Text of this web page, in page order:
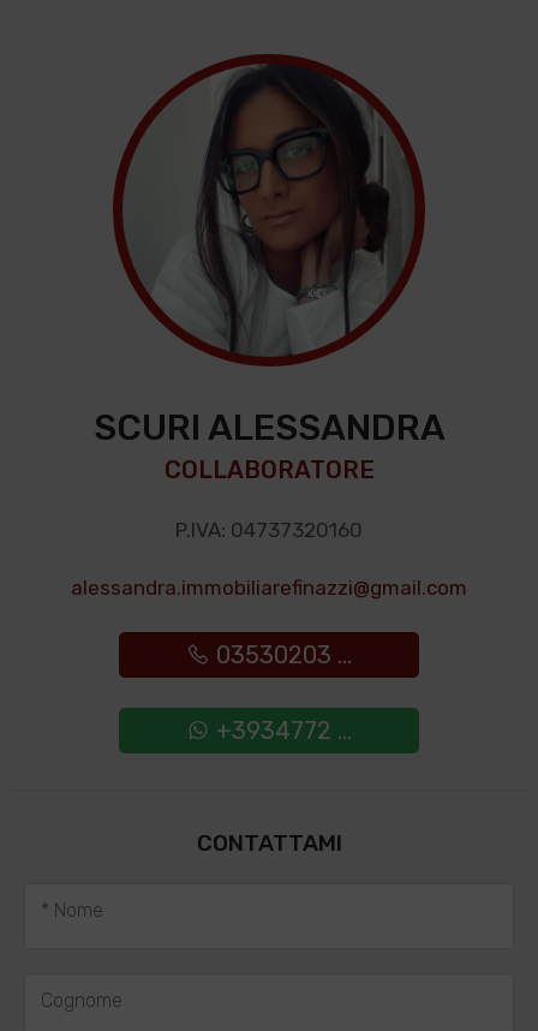
SCURI ALESSANDRA
COLLABORATORE
P.IVA: 04737320160
alessandra.immobiliarefinazzi@gmail.com
03530203 ...
+3934772 ...
CONTATTAMI
* Nome
Cognome